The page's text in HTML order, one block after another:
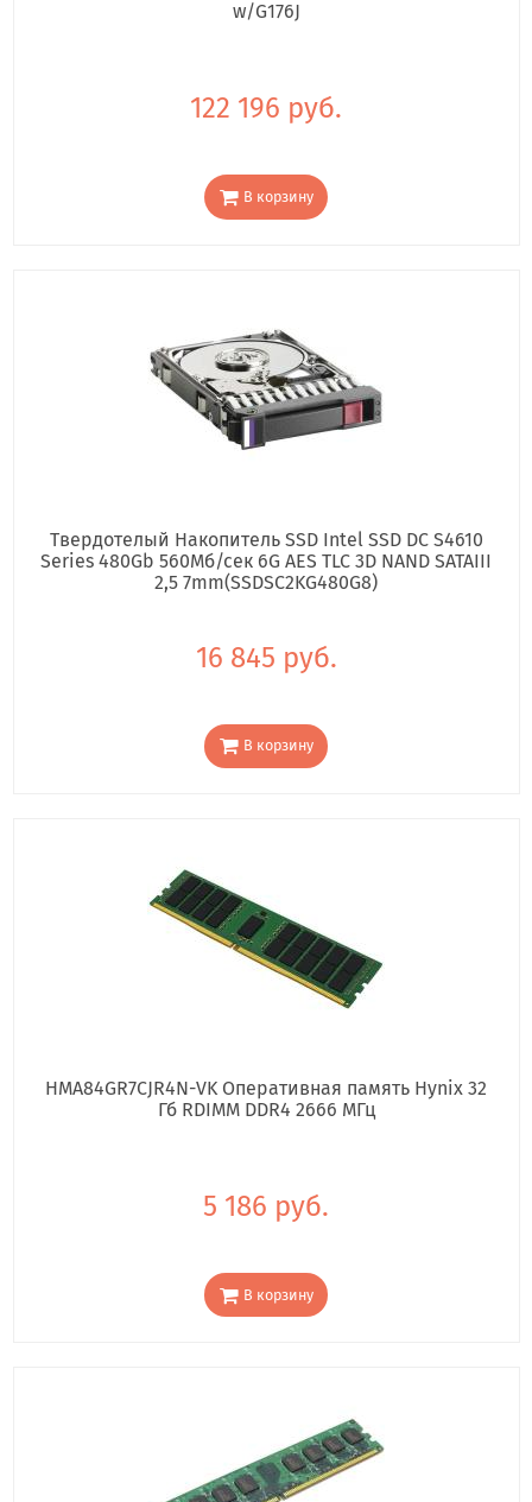
w/G176J
122 196 руб.
В корзину
Твердотелый Накопитель SSD Intel SSD DC S4610
Series 480Gb 560Мб/сек 6G AES TLC 3D NAND SATAIII
2,5 7mm(SSDSC2KG480G8)
16 845 руб.
В корзину
HMA84GR7CJR4N-VK Оперативная память Hynix 32
Гб RDIMM DDR4 2666 МГц
5 186 руб.
В корзину